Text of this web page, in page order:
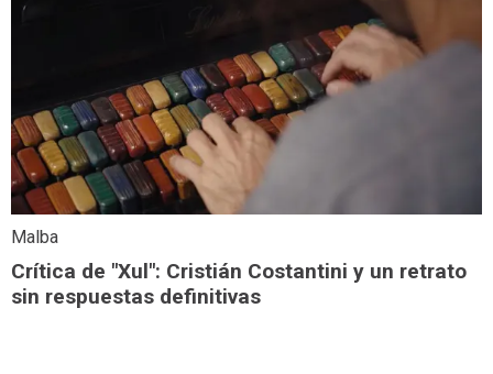
Malba
Crítica de "Xul": Cristián Costantini y un retrato
sin respuestas definitivas